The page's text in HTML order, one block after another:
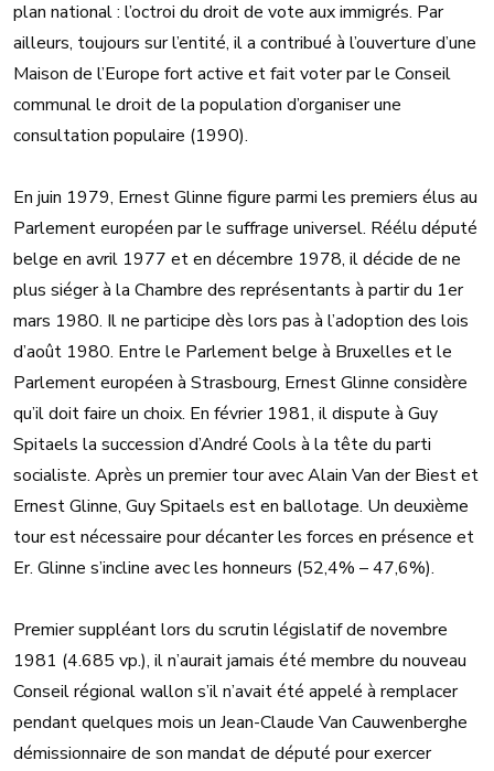
plan national : l’octroi du droit de vote aux immigrés. Par
ailleurs, toujours sur l’entité, il a contribué à l’ouverture d’une
Maison de l’Europe fort active et fait voter par le Conseil
communal le droit de la population d’organiser une
consultation populaire (1990).
En juin 1979, Ernest Glinne figure parmi les premiers élus au
Parlement européen par le suffrage universel. Réélu député
belge en avril 1977 et en décembre 1978, il décide de ne
plus siéger à la Chambre des représentants à partir du 1er
mars 1980. Il ne participe dès lors pas à l’adoption des lois
d’août 1980. Entre le Parlement belge à Bruxelles et le
Parlement européen à Strasbourg, Ernest Glinne considère
qu’il doit faire un choix. En février 1981, il dispute à Guy
Spitaels la succession d’André Cools à la tête du parti
socialiste. Après un premier tour avec Alain Van der Biest et
Ernest Glinne, Guy Spitaels est en ballotage. Un deuxième
tour est nécessaire pour décanter les forces en présence et
Er. Glinne s’incline avec les honneurs (52,4% – 47,6%).
Premier suppléant lors du scrutin législatif de novembre
1981 (4.685 vp.), il n’aurait jamais été membre du nouveau
Conseil régional wallon s’il n’avait été appelé à remplacer
pendant quelques mois un Jean-Claude Van Cauwenberghe
démissionnaire de son mandat de député pour exercer